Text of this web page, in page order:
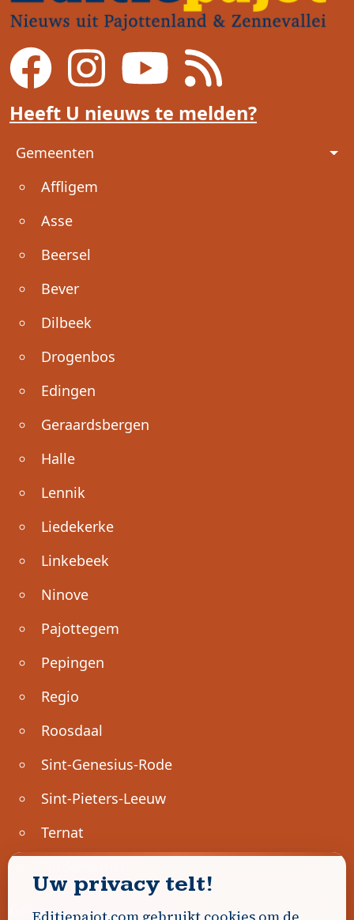
Heeft U nieuws te melden?
Voet
Gemeenten
Affligem
Asse
Beersel
Bever
Dilbeek
Drogenbos
Edingen
Geraardsbergen
Halle
Lennik
Liedekerke
Linkebeek
Ninove
Pajottegem
Pepingen
Regio
Roosdaal
Sint-Genesius-Rode
Sint-Pieters-Leeuw
Ternat
Geen advertenties gevonden.
Uw privacy telt!